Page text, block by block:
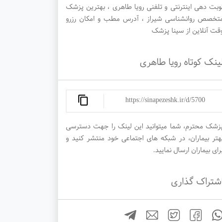
دهی اینترنتی و تلفنی رویا طاهری ، بهترین پزشک
روانشناسی شیراز ، آدرس مطب و امکان رزرو
آنلاین از سینا پزشک
کوتاه رویا طاهری
https://sinapezeshk.ir/d/5700
محترم، شما میتوانید این لینک را جهت دسترسی
بیماران، در شبکه های اجتماعی خود منتشر کنید و
بیماران ارسال نمایید.
گذاری